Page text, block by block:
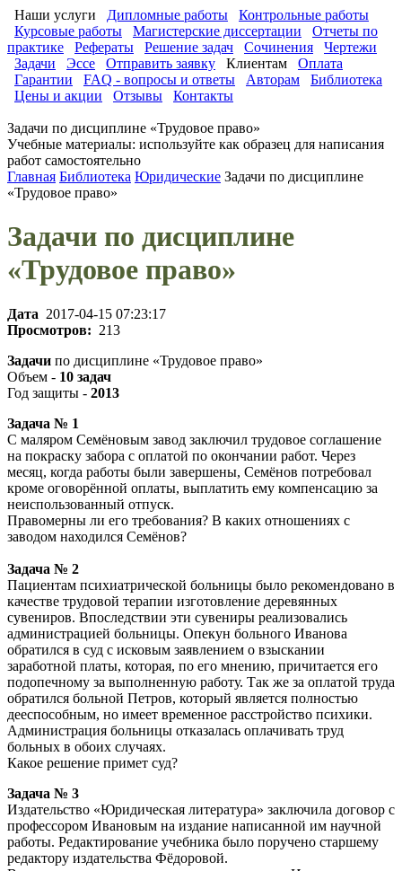
Наши услуги Дипломные работы
Контрольные работы
Курсовые работы
Магистерские диссертации
Отчеты по
практике
Рефераты Решение задач Сочинения
Чертежи
Задачи
Эссе Отправить заявку Клиентам
Оплата
Гарантии
FAQ - вопросы и ответы Авторам
Библиотека
Цены и акции
Отзывы Контакты
Задачи по дисциплине «Трудовое право»
Учебные материалы: используйте как образец для написания
работ самостоятельно
Главная Библиотека Юридические Задачи по дисциплине
«Трудовое право»
Задачи по дисциплине
«Трудовое право»
Дата 2017-04-15 07:23:17
Просмотров: 213
Задачи по дисциплине «Трудовое право»
Объем - 10 задач
Год защиты - 2013
Задача № 1
С маляром Семёновым завод заключил трудовое соглашение
на покраску забора с оплатой по окончании работ. Через
месяц, когда работы были завершены, Семёнов потребовал
кроме оговорённой оплаты, выплатить ему компенсацию за
неиспользованный отпуск.
Правомерны ли его требования? В каких отношениях с
заводом находился Семёнов?
Задача № 2
Пациентам психиатрической больницы было рекомендовано в
качестве трудовой терапии изготовление деревянных
сувениров. Впоследствии эти сувениры реализовались
администрацией больницы. Опекун больного Иванова
обратился в суд с исковым заявлением о взыскании
заработной платы, которая, по его мнению, причитается его
подопечному за выполненную работу. Так же за оплатой труда
обратился больной Петров, который является полностью
дееспособным, но имеет временное расстройство психики.
Администрация больницы отказалась оплачивать труд
больных в обоих случаях.
Какое решение примет суд?
Задача № 3
Издательство «Юридическая литература» заключила договор с
профессором Ивановым на издание написанной им научной
работы. Редактирование учебника было поручено старшему
редактору издательства Фёдоровой.